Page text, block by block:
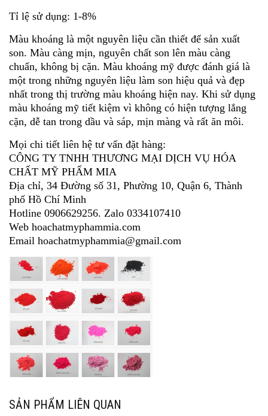
Tỉ lệ sử dụng: 1-8%
Màu khoáng là một nguyên liệu cần thiết để sản xuất
son. Màu càng mịn, nguyên chất son lên màu càng
chuẩn, không bị cặn. Màu khoáng mỹ được đánh giá là
một trong những nguyên liệu làm son hiệu quả và đẹp
nhất trong thị trường màu khoáng hiện nay. Khi sử dụng
màu khoáng mỹ tiết kiệm vì không có hiện tượng lắng
cặn, dễ tan trong dầu và sáp, mịn màng và rất ăn môi.
Mọi chi tiết liên hệ tư vấn đặt hàng:
CÔNG TY TNHH THƯƠNG MẠI DỊCH VỤ HÓA
CHẤT MỸ PHẨM MIA
Địa chỉ, 34 Đường số 31, Phường 10, Quận 6, Thành
phố Hồ Chí Minh
Hotline 0906629256. Zalo 0334107410
Web hoachatmyphammia.com
Email hoachatmyphammia@gmail.com
SẢN PHẨM LIÊN QUAN